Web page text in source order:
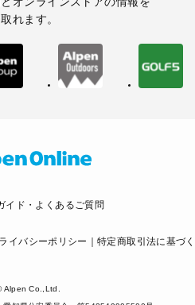
れます。
イド・よくあるご質問
イバシーポリシー 特定商取引法に基づ
Alpen Co.,Ltd.